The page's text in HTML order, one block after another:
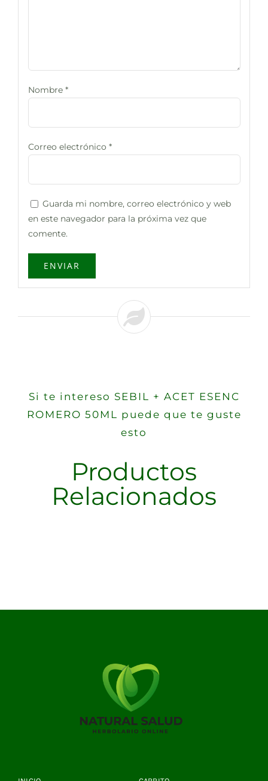
Nombre *
Correo electrónico *
Guarda mi nombre, correo electrónico y web
en este navegador para la próxima vez que
comente.
Si te intereso SEBIL + ACET ESENC
ROMERO 50ML puede que te guste
esto
Productos
Relacionados